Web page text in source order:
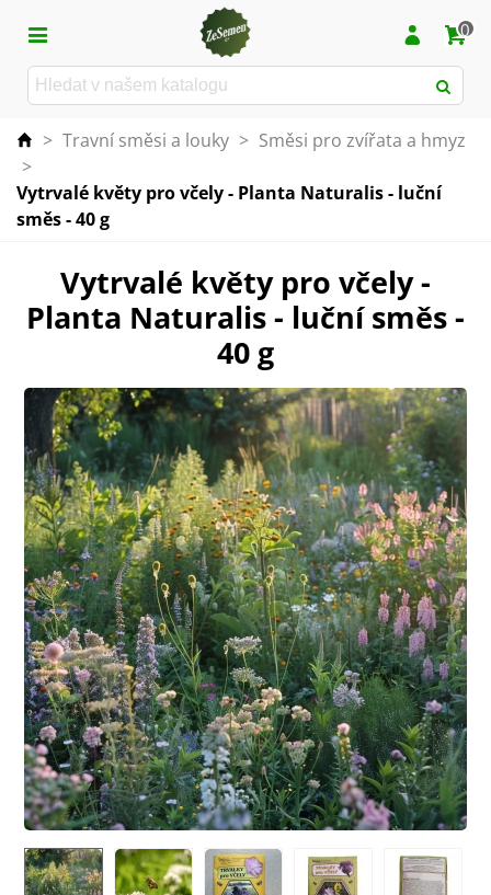
0
> Travní směsi a louky > Směsi pro zvířata a hmyz
>
Vytrvalé květy pro včely - Planta Naturalis - luční
směs - 40 g
Vytrvalé květy pro včely -
Planta Naturalis - luční směs -
40 g